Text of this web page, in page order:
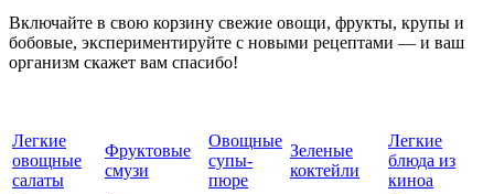
Включайте в свою корзину свежие овощи, фрукты, крупы и
бобовые, экспериментируйте с новыми рецептами — и ваш
организм скажет вам спасибо!
Легкие
овощные
салаты
Фруктовые
смузи
Овощные
супы-
пюре
Зеленые
коктейли
Легкие
блюда из
киноа